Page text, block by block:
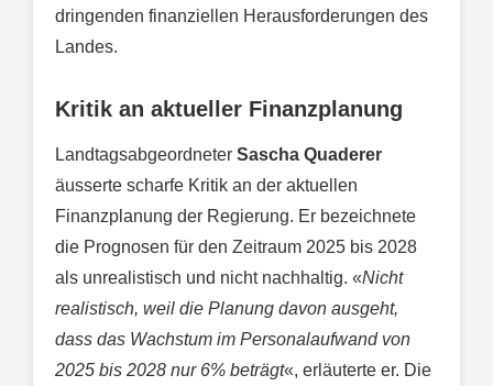
dringenden finanziellen Herausforderungen des
Landes.
Kritik an aktueller Finanzplanung
Landtagsabgeordneter Sascha Quaderer
äusserte scharfe Kritik an der aktuellen
Finanzplanung der Regierung. Er bezeichnete
die Prognosen für den Zeitraum 2025 bis 2028
als unrealistisch und nicht nachhaltig. «Nicht
realistisch, weil die Planung davon ausgeht,
dass das Wachstum im Personalaufwand von
2025 bis 2028 nur 6% beträgt«, erläuterte er. Die